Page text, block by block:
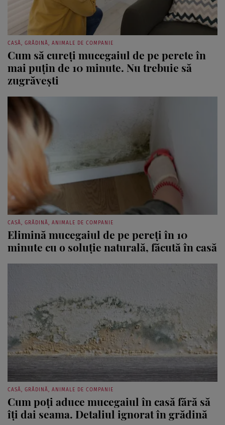
Cum să cureți mucegaiul de pe perete în
mai puțin de 10 minute. Nu trebuie să
zugrăvești
Elimină mucegaiul de pe pereți în 10
minute cu o soluție naturală, făcută în casă
Cum poți aduce mucegaiul în casă fără să
îți dai seama. Detaliul ignorat în grădină